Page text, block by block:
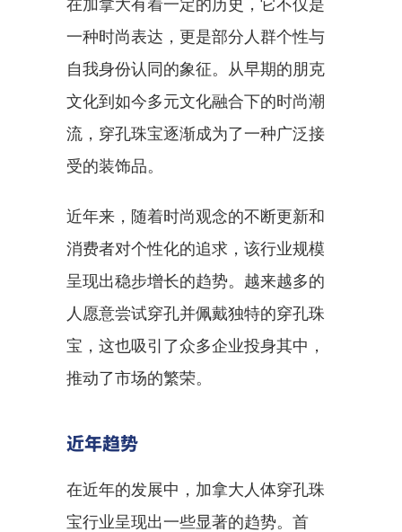
在加拿大有着一定的历史，它不仅是
一种时尚表达，更是部分人群个性与
自我身份认同的象征。从早期的朋克
文化到如今多元文化融合下的时尚潮
流，穿孔珠宝逐渐成为了一种广泛接
受的装饰品。
近年来，随着时尚观念的不断更新和
消费者对个性化的追求，该行业规模
呈现出稳步增长的趋势。越来越多的
人愿意尝试穿孔并佩戴独特的穿孔珠
宝，这也吸引了众多企业投身其中，
推动了市场的繁荣。
近年趋势
在近年的发展中，加拿大人体穿孔珠
宝行业呈现出一些显著的趋势。首